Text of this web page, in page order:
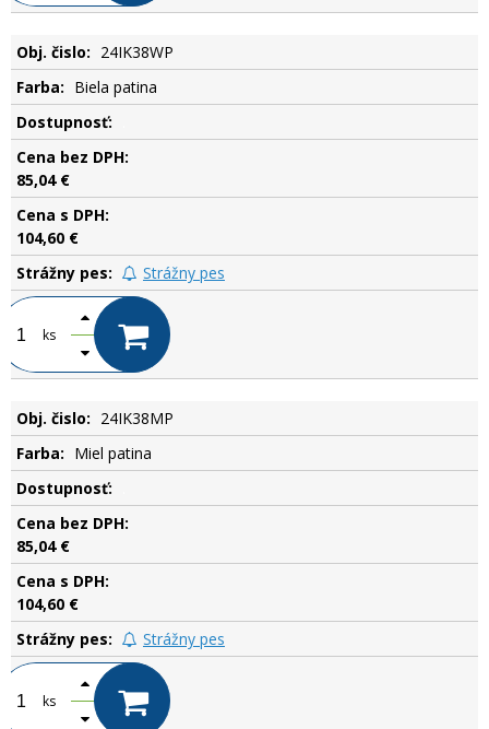
24IK38WP
Biela patina
85,04 €
104,60 €
Strážny pes
ks
24IK38MP
Miel patina
85,04 €
104,60 €
Strážny pes
ks